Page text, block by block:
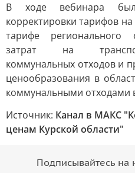
В ходе вебинара
корректировки тарифов на
тарифе регионального
затрат на
коммунальных отходов и
ценообразования в
коммунальными отходами
Источник: Канал в МАКС
ценам Курской области"
Подписывайтесь на